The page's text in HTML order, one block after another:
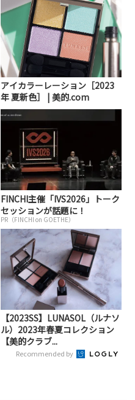
アイカラーレーション［2023
年 夏新色］ | 美的.com
FINCHI主催「IVS2026」トーク
セッションが話題に！
PR（FINCHI on GOETHE）
【2023SS】LUNASOL（ルナソ
ル）2023年春夏コレクション
【美的クラブ...
Recommended by